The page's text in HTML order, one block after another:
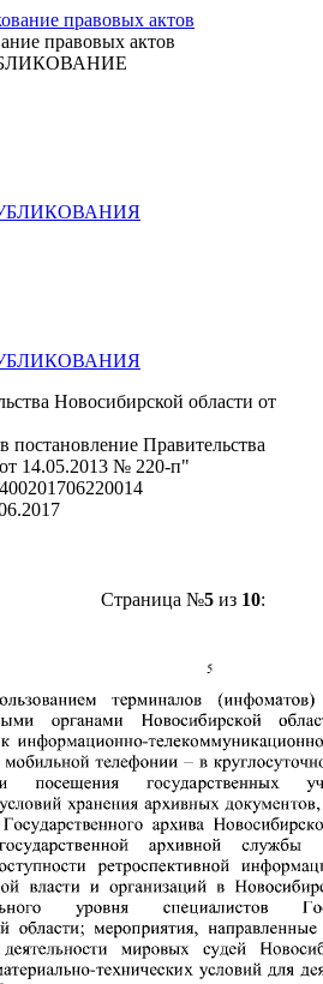
правовых актов
Новосибирской области от
Правительства
14.05.2013 № 220-п"
Страница №5из 10: